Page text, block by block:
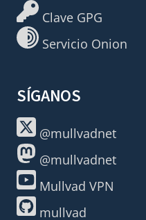
Clave GPG
Servicio Onion
SÍGANOS
@mullvadnet
@mullvadnet
Mullvad VPN
mullvad